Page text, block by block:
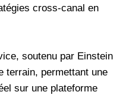
cross-canal en
soutenu par Einstein
terrain, permettant une
sur une plateforme